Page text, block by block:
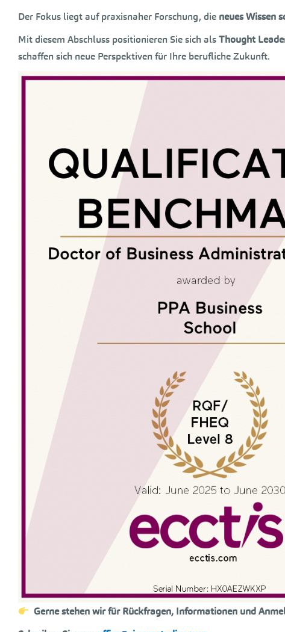
Der Fokus liegt auf praxisnaher Forschung, die neues Wissen
Mit diesem Abschluss positionieren Sie sich alsThought
schaffen sich neue Perspektiven für Ihre berufliche Zukunft.
Gerne stehen wir für Rückfragen, Informationen und